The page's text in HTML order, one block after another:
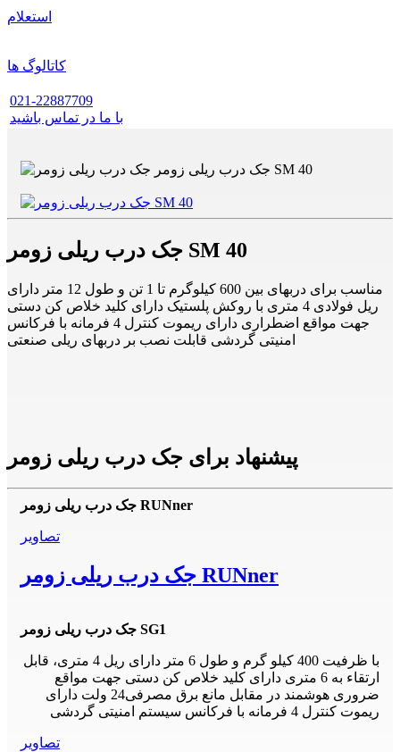
استعلام
کاتالوگ ها
021-22887709
با ما در تماس باشید
جک درب ریلی زومر SM 40
مناسب برای دربهای بین 600 کیلوگرم تا 1 تن و طول 12 متر دارای
ریل فولادی 4 متری با روکش پلستیک دارای کلید خلاص کن دستی
جهت مواقع اضطراری دارای ریموت کنترل 4 فرمانه با فرکانس
امنیتی گردشی قابلت نصب بر دربهای ریلی صنعتی
پیشنهاد برای جک درب ریلی زومر
جک درب ریلی زومر RUNner
تصاویر
جک درب ریلی زومر RUNner
جک درب ریلی زومر SG1
با ظرفیت 400 کیلو گرم و طول 6 متر دارای ریل 4 متری، قابل
ارتقاء به 6 متری دارای کلید خلاص کن دستی جهت مواقع
ضروری هوشمند در مقابل مانع برق مصرفی24 ولت دارای
ریموت کنترل 4 فرمانه با فرکانس سیستم امنیتی گردشی
تصاویر